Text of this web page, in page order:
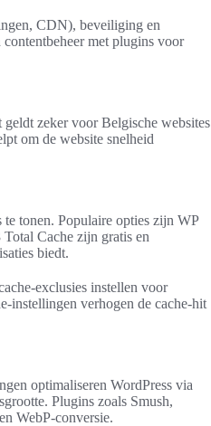
CDN), beveiliging en
met plugins voor
zeker voor Belgische websites
om de website snelheid
te tonen. Populaire opties zijn WP
Cache zijn gratis en
biedt.
exclusies instellen voor
instellingen verhogen de cache-hit
optimaliseren WordPress via
Plugins zoals Smush,
WebP-conversie.